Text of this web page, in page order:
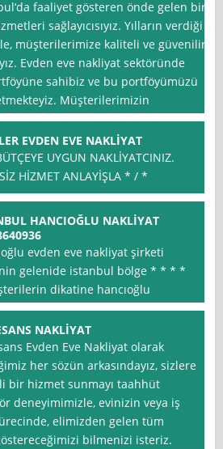
faaliyet gösteren önde gelen bir
sağlayıcısıyız. Yılların verdiği
müşterilerimize kaliteli ve güvenilir
Evden eve nakliyat sektöründe
sahibiz ve bu portföyümüzü
Müşterilerimizin
EVDEN EVE NAKLİYAT
UYGUN NAKLİYATCINIZ.
HİZMET ANLAYİŞLA * / *
HANCIOĞLU NAKLİYAT
evden eve nakliyat şirketi
gelenide istanbul bölge * * * *
dikatine hancıoğlu
NAKLİYAT
Evden Eve Nakliyat olarak
her sözün arkasındayız, sizlere
bir hizmet sunmayı taahhüt
deneyimimizle, evinizin veya iş
elimizden gelen tüm
bilmenizi isteriz.